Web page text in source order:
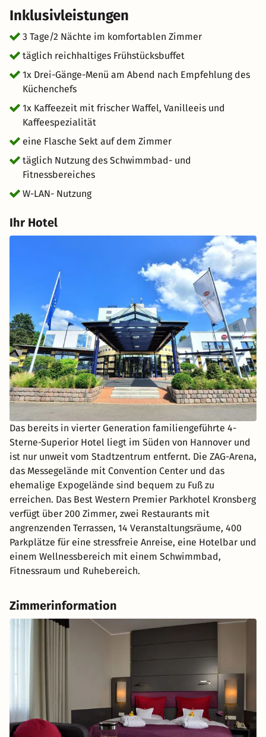
willkommen zu heißen. Tauchen Sie ein in die Ruhe des
Schwimmbadbereichs und lassen Sie den Alltag hinter
sich. Am Abend verwöhnt Sie unser Küchen-Team mit
einem exquisiten Drei-Gänge-Menü, das mit saisonalen
und regionalen Köstlichkeiten begeistert. Am nächsten
Tag laden die vielfältigen Möglichkeiten Hannovers dazu
ein, die Stadt in Ihrem eigenen Tempo zu entdecken –
sei es beim Shoppen, Sightseeing oder einfach beim
Flanieren. Erleben Sie gemeinsam eine romantische
Auszeit, die noch lange in Erinnerung bleibt!
Inklusivleistungen
3 Tage/2 Nächte im komfortablen Zimmer
täglich reichhaltiges Frühstücksbuffet
1x Drei-Gänge-Menü am Abend nach Empfehlung des
Küchenchefs
1x Kaffeezeit mit frischer Waffel, Vanilleeis und
Kaffeespezialität
eine Flasche Sekt auf dem Zimmer
täglich Nutzung des Schwimmbad- und
Fitnessbereiches
W-LAN- Nutzung
Ihr Hotel
Das bereits in vierter Generation familiengeführte 4-
Sterne-Superior Hotel liegt im Süden von Hannover und
ist nur unweit vom Stadtzentrum entfernt. Die ZAG-Arena,
das Messegelände mit Convention Center und das
ehemalige Expogelände sind bequem zu Fuß zu
erreichen. Das Best Western Premier Parkhotel Kronsberg
verfügt über 200 Zimmer, zwei Restaurants mit
angrenzenden Terrassen, 14 Veranstaltungsräume, 400
Parkplätze für eine stressfreie Anreise, eine Hotelbar und
einem Wellnessbereich mit einem Schwimmbad,
Fitnessraum und Ruhebereich.
Zimmerinformation